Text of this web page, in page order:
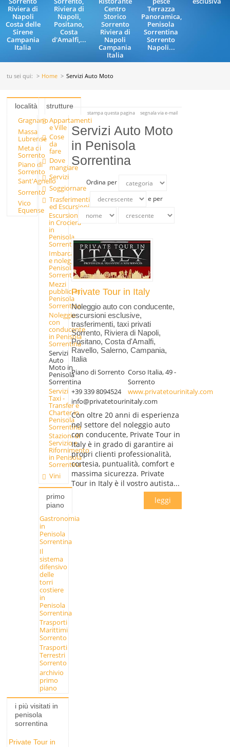
Riviera di
Napoli
Costa delle
Sirene
Campania
Italia
Riviera di
Napoli,
Positano,
Costa
d'Amalfi,...
Centro
Storico
Sorrento
Riviera di
Napoli
Campania
Italia
Terrazza
Panoramica,
Penisola
Sorrentina
Sorrento
Napoli...
tu sei qui: Home Servizi Auto Moto
località
Gragnano
Massa
Lubrense
Meta di
Sorrento
Piano di
Sorrento
Sant'Agnello
Sorrento
Vico
Equense
strutture
Appartamenti
e Ville
Cose
da
fare
Dove
mangiare
Servizi
Soggiornare
Trasferimenti
ed Escursioni
Escursioni
in Crociera
in
Penisola
Sorrentina
Imbarcazioni
e noleggio in
Penisola
Sorrentina
Mezzi
pubblici in
Penisola
Sorrentina
Noleggio
con
conducente
in Penisola
Sorrentina
Servizi
Auto
Moto in
Penisola
Sorrentina
Servizi
Taxi -
Transfer e
Charter in
Penisola
Sorrentina
Stazioni di
Servizio e
Rifornimento
in Penisola
Sorrentina
Vini
primo
piano
Gastronomia
in
Penisola
Sorrentina
Il
sistema
difensivo
delle
torri
costiere
in
Penisola
Sorrentina
Trasporti
Marittimi
Sorrento
Trasporti
Terrestri
Sorrento
archivio
primo
piano
i più visitati in
penisola
sorrentina
Private Tour in
stampa questa pagina segnala via e-mail
Servizi Auto Moto
in Penisola
Sorrentina
Ordina per
e per
Private Tour in Italy
Noleggio auto con conducente,
escursioni esclusive,
trasferimenti, taxi privati
Sorrento, Riviera di Napoli,
Positano, Costa d'Amalfi,
Ravello, Salerno, Campania,
Italia
Piano di Sorrento Corso Italia, 49 -
Sorrento
+39 339 8094524
www.privatetourinitaly.com
info@privatetourinitaly.com
Con oltre 20 anni di esperienza
nel settore del noleggio auto
con conducente, Private Tour in
Italy è in grado di garantire ai
propri clienti professionalità,
cortesia, puntualità, comfort e
massima sicurezza. Private
Tour in Italy è il vostro autista...
leggi